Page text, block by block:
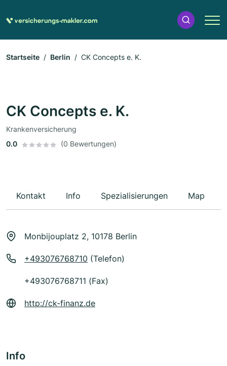
Startseite Berlin CK Concepts e. K.
CK Concepts e. K.
Krankenversicherung
0.0
(0 Bewertungen)
Kontakt Info Spezialisierungen Map
Monbijouplatz 2, 10178 Berlin
+493076768710 (Telefon)
+493076768711 (Fax)
http://ck-finanz.de
Info